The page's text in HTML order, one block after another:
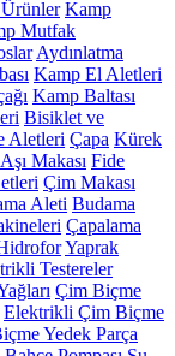
Kamp
Mutfak
Aydınlatma
Kamp El Aletleri
Kamp Baltası
Bisiklet ve
Aletleri Çapa Kürek
Aşı Makası Fide
Çim Makası
Aleti Budama
Çapalama
Yaprak
Testereler
Çim Biçme
Elektrikli Çim Biçme
Yedek Parça